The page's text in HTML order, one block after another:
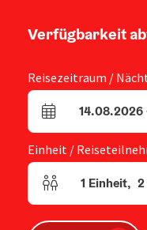
Verfügbarkeit
Reisezeitraum /
An- und Abreisefelder
14.08.2026
Einheit /
Einheitenanzahl
1 Einheit, 2